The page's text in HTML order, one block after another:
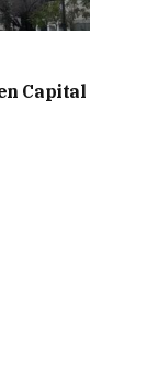
Capital